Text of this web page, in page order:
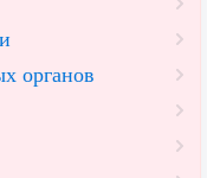
органов